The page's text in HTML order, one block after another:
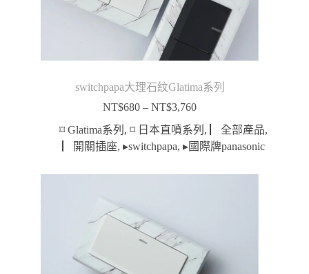
switchpapa大理石紋Glatima系列
NT$680 – NT$3,760價
格
範
NT$680
⌑ Glatima系列 ,⌑ 日本直噴系列 , ▏全部產品,
▏開關插座,▸switchpapa,▸國際牌panasonic